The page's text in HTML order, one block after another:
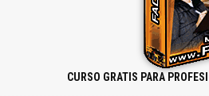
CURSO GRATIS PARA